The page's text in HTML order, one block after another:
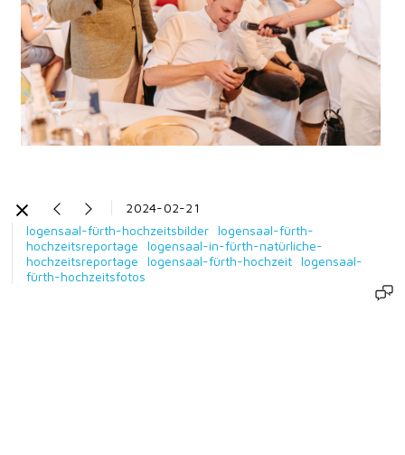
2024-02-21
logensaal-fürth-hochzeitsbilder
logensaal-fürth-
hochzeitsreportage
logensaal-in-fürth-natürliche-
hochzeitsreportage
logensaal-fürth-hochzeit
logensaal-
fürth-hochzeitsfotos